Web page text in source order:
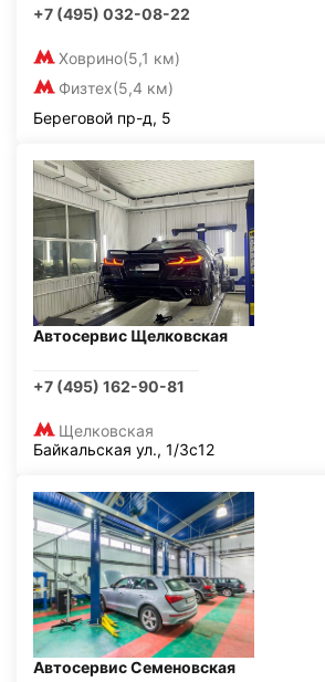
+7 (495) 032-08-22
Ховрино(5,1 км)
Физтех(5,4 км)
Береговой пр-д, 5
Автосервис Щелковская
+7 (495) 162-90-81
Щелковская
Байкальская ул., 1/3с12
Автосервис Семеновская